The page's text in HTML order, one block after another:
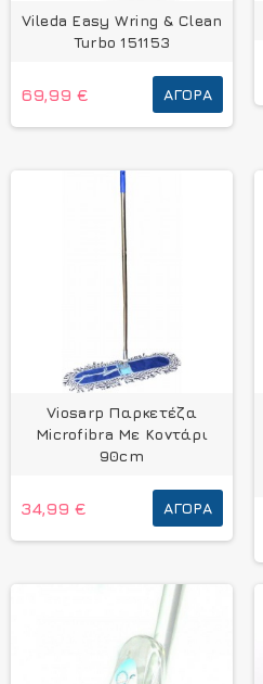
Vileda Easy Wring & Clean
Turbo 151153
69,99 € ΑΓΟΡΆ
Viosarp Παρκετέζα
Microfibra Με Κοντάρι
90cm
34,99 € ΑΓΟΡΆ